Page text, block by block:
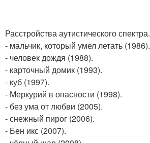
Расстройства аутистического спектра.
- мальчик, который умел летать (1986).
- человек дождя (1988).
- карточный домик (1993).
- куб (1997).
- Меркурий в опасности (1998).
- без ума от любви (2005).
- снежный пирог (2006).
- Бен икс (2007).